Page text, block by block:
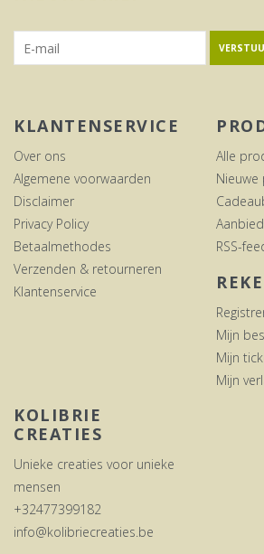
KLANTENSERVICE
Over ons
Algemene voorwaarden
Disclaimer
Privacy Policy
Betaalmethodes
Verzenden & retourneren
Klantenservice
Alle
RSS-
Mijn
Mijn
Mijn
KOLIBRIE
CREATIES
Unieke creaties voor unieke
mensen
+32477399182
info@kolibriecreaties.be